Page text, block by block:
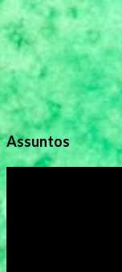
Assuntos